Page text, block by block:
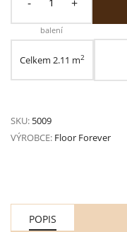
balení
Celkem 2.11 m2
SKU: 5009
VÝROBCE: Floor Forever
POPIS